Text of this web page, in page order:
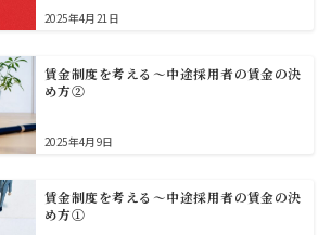
2025年4月21日
賃金制度を考える～中途採用者の賃金の決
め方②
2025年4月9日
賃金制度を考える～中途採用者の賃金の決
め方①